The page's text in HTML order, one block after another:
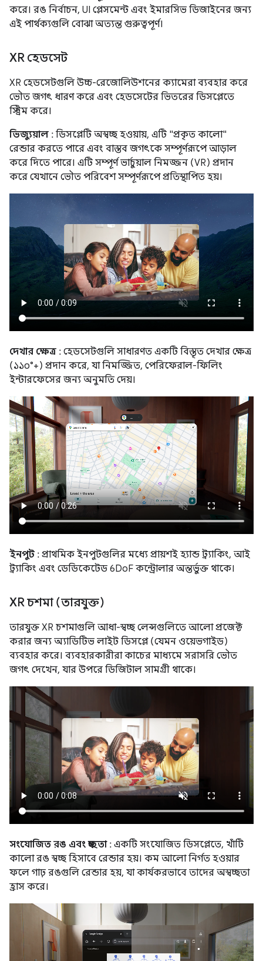
করে। রঙ নির্বাচন, UI প্লেসমেন্ট এবং ইমারসিভ ডিজাইনের জন্য
এই পার্থক্যগুলি বোঝা অত্যন্ত গুরুত্বপূর্ণ।
XR হেডসেট
XR হেডসেটগুলি উচ্চ-রেজোলিউশনের ক্যামেরা ব্যবহার করে
ভৌত জগৎ ধারণ করে এবং হেডসেটের ভিতরের ডিসপ্লেতে
স্ট্রিম করে।
ভিজ্যুয়াল : ডিসপ্লেটি অস্বচ্ছ হওয়ায়, এটি "প্রকৃত কালো"
রেন্ডার করতে পারে এবং বাস্তব জগৎকে সম্পূর্ণরূপে আড়াল
করে দিতে পারে। এটি সম্পূর্ণ ভার্চুয়াল নিমজ্জন (VR) প্রদান
করে যেখানে ভৌত পরিবেশ সম্পূর্ণরূপে প্রতিস্থাপিত হয়।
দেখার ক্ষেত্র : হেডসেটগুলি সাধারণত একটি বিস্তৃত দেখার ক্ষেত্র
(১১০°+) প্রদান করে, যা নিমজ্জিত, পেরিফেরাল-ফিলিং
ইন্টারফেসের জন্য অনুমতি দেয়।
ইনপুট : প্রাথমিক ইনপুটগুলির মধ্যে প্রায়শই হ্যান্ড ট্র্যাকিং, আই
ট্র্যাকিং এবং ডেডিকেটেড 6DoF কন্ট্রোলার অন্তর্ভুক্ত থাকে।
XR চশমা (তারযুক্ত)
তারযুক্ত XR চশমাগুলি আধা-স্বচ্ছ লেন্সগুলিতে আলো প্রজেক্ট
করার জন্য অ্যাডিটিভ লাইট ডিসপ্লে (যেমন ওয়েভগাইড)
ব্যবহার করে। ব্যবহারকারীরা কাচের মাধ্যমে সরাসরি ভৌত ​​
জগৎ দেখেন, যার উপরে ডিজিটাল সামগ্রী থাকে।
সংযোজিত রঙ এবং স্বচ্ছতা: একটি সংযোজিত ডিসপ্লেতে, খাঁটি
কালো রঙ স্বচ্ছ হিসাবে রেন্ডার হয়। কম আলো নির্গত হওয়ার
ফলে গাঢ় রঙগুলি রেন্ডার হয়, যা কার্যকরভাবে তাদের অস্বচ্ছতা
হ্রাস করে।